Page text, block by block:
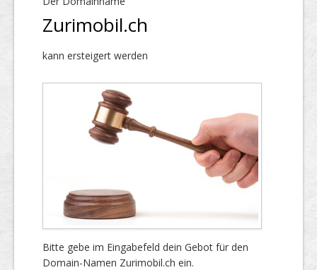
Zurimobil.ch
kann ersteigert werden
Bitte gebe im Eingabefeld dein Gebot für den
Domain-Namen Zurimobil.ch ein.